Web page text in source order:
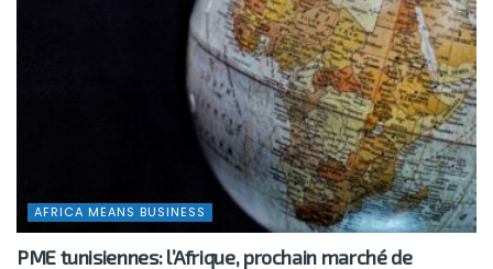
AFRICA MEANS BUSINESS
PME tunisiennes: l’Afrique, prochain marché de